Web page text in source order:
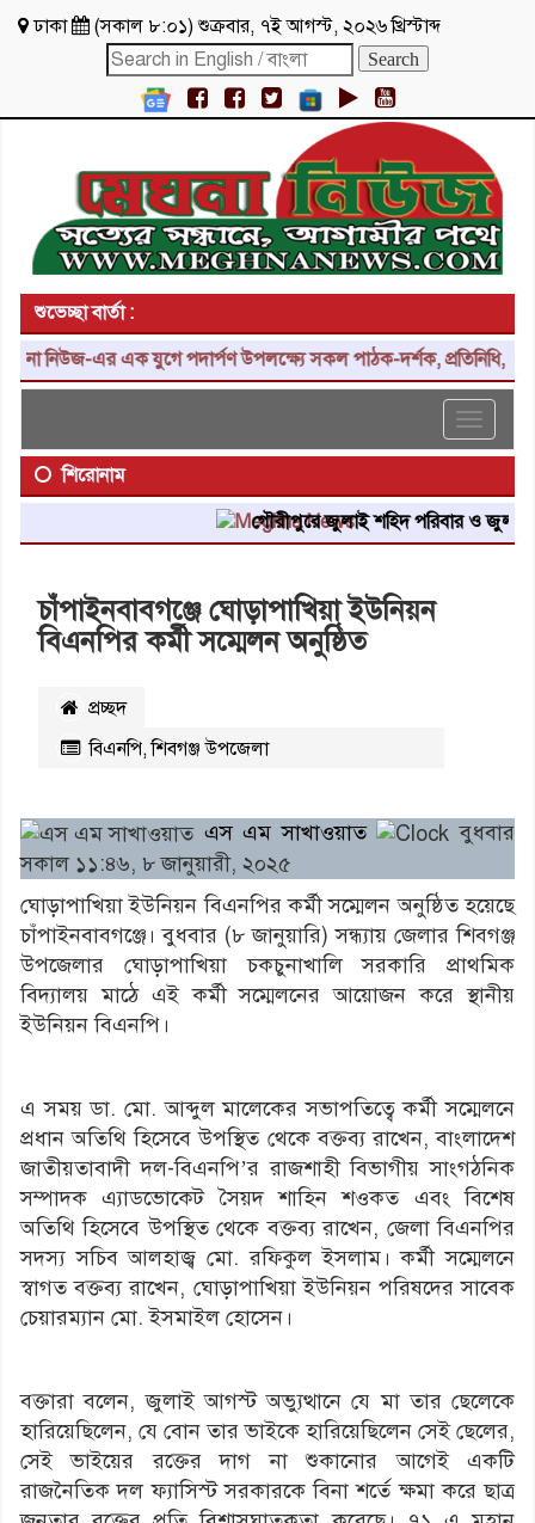
ঢাকা (সকাল ৮:০১)শুক্রবার, ৭ই আগস্ট, ২০২৬ খ্রিস্টাব্দ
শুভেচ্ছা বার্তা :
নিউজ-এর এক যুগে পদার্পণ উপলক্ষ্যে সকল পাঠক-দর্শক, প্রতিনিধি,
Toggle
শিরোনাম
গৌরীপুরে জুলাই শহিদ পরিবার ও জুলাই
চাঁপাইনবাবগঞ্জে ঘোড়াপাখিয়া ইউনিয়ন
বিএনপির কর্মী সম্মেলন অনুষ্ঠিত
প্রচ্ছদ
বিএনপি,শিবগঞ্জ উপজেলা
এস এম সাখাওয়াত
বুধবার
সকাল ১১:৪৬, ৮ জানুয়ারী, ২০২৫
ঘোড়াপাখিয়া ইউনিয়ন বিএনপির কর্মী সম্মেলন অনুষ্ঠিত হয়েছে
চাঁপাইনবাবগঞ্জে। বুধবার (৮ জানুয়ারি) সন্ধ্যায় জেলার শিবগঞ্জ
উপজেলার ঘোড়াপাখিয়া চকচুনাখালি সরকারি প্রাথমিক
বিদ্যালয় মাঠে এই কর্মী সম্মেলনের আয়োজন করে স্থানীয়
ইউনিয়ন বিএনপি।
এ সময় ডা. মো. আব্দুল মালেকের সভাপতিত্বে কর্মী সম্মেলনে
প্রধান অতিথি হিসেবে উপস্থিত থেকে বক্তব্য রাখেন, বাংলাদেশ
জাতীয়তাবাদী দল-বিএনপি’র রাজশাহী বিভাগীয় সাংগঠনিক
সম্পাদক এ্যাডভোকেট সৈয়দ শাহিন শওকত এবং বিশেষ
অতিথি হিসেবে উপস্থিত থেকে বক্তব্য রাখেন, জেলা বিএনপির
সদস্য সচিব আলহাজ্ব মো. রফিকুল ইসলাম। কর্মী সম্মেলনে
স্বাগত বক্তব্য রাখেন, ঘোড়াপাখিয়া ইউনিয়ন পরিষদের সাবেক
চেয়ারম্যান মো. ইসমাইল হোসেন।
বক্তারা বলেন, জুলাই আগস্ট অভ্যুত্থানে যে মা তার ছেলেকে
হারিয়েছিলেন, যে বোন তার ভাইকে হারিয়েছিলেন সেই ছেলের,
সেই ভাইয়ের রক্তের দাগ না শুকানোর আগেই একটি
রাজনৈতিক দল ফ্যাসিস্ট সরকারকে বিনা শর্তে ক্ষমা করে ছাত্র